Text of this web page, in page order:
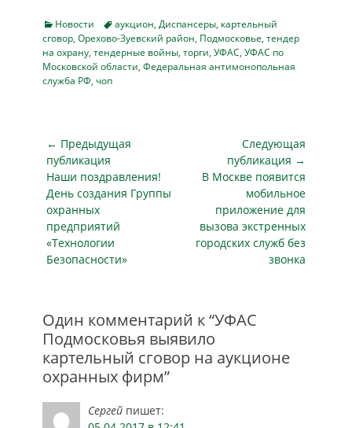
психиатрической
больницы им.
Солодовникова,…
безопасность» и
ООО ЧОП…
Омской области.
Напомним, что в
2022 году Омское
УФАС России
признало картелем
олени», ООО
«Каскад» и ООО
«Бастион» для
участия в аукционе
на оказание услуг
охраны объектов
МКП…
Categories
Новости Tagsаукцион, Диспансеры, картельный
сговор, Орехово-Зуевский район, Подмосковье, тендер
на охрану, тендерные войны, торги, УФАС, УФАС по
Московской области, Федеральная антимонопольная
служба РФ, чоп
Навигация
по
записям
← Предыдущая
публикация
Предыдущая
публикация
Наши поздравления!
День создания Группы
охранных
предприятий
«Технологии
Безопасности»
Следующая
публикация →
Следующая
В Москве появится
мобильное
приложение для
вызова экстренных
городских служб без
звонка
Один комментарий к “УФАС
Подмосковья выявило
картельный сговор на аукционе
охранных фирм”
Сергей пишет: